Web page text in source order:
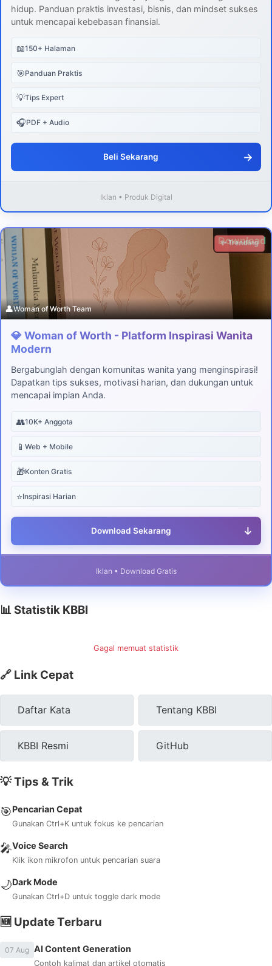
hidup. Panduan praktis investasi, bisnis, dan mindset sukses
untuk mencapai kebebasan finansial.
📖150+ Halaman
🎯Panduan Praktis
💡Tips Expert
🎧PDF + Audio
Beli Sekarang →
Iklan • Produk Digital
Download
✨ Trending
👤Woman of Worth Team
💎 Woman of Worth - Platform Inspirasi Wanita
Modern
Bergabunglah dengan komunitas wanita yang menginspirasi!
Dapatkan tips sukses, motivasi harian, dan dukungan untuk
mencapai impian Anda.
👥10K+ Anggota
📱 Web + Mobile
🎁Konten Gratis
⭐Inspirasi Harian
Download Sekarang ↓
Iklan • Download Gratis
📊 Statistik KBBI
Gagal memuat statistik
🔗 Link Cepat
Daftar Kata Tentang KBBI
KBBI Resmi GitHub
💡 Tips & Trik
🎯Pencarian Cepat
Gunakan Ctrl+K untuk fokus ke pencarian
🎤Voice Search
Klik ikon mikrofon untuk pencarian suara
🌙Dark Mode
Gunakan Ctrl+D untuk toggle dark mode
🆕 Update Terbaru
07 Aug AI Content Generation
Contoh kalimat dan artikel otomatis